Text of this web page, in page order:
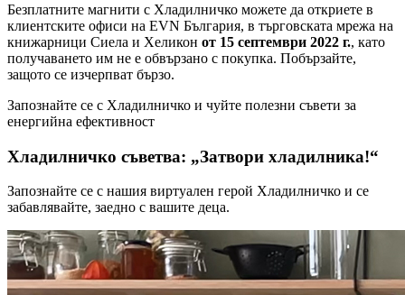
Безплатните магнити с Хладилничко можете да откриете в
клиентските офиси на EVN България, в търговската мрежа на
книжарници Сиела и Хеликон от 15 септември 2022 г., като
получаването им не е обвързано с покупка. Побързайте,
защото се изчерпват бързо.
Запознайте се с Хладилничко и чуйте полезни съвети за
енергийна ефективност
Хладилничко съветва: „Затвори хладилника!“
Запознайте се с нашия виртуален герой Хладилничко и се
забавлявайте, заедно с вашите деца.